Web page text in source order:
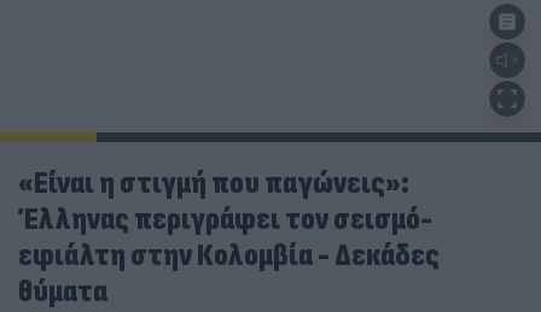
«Είναι η στιγμή που παγώνεις»:
Έλληνας περιγράφει τον σεισμό-
εφιάλτη στην Κολομβία - Δεκάδες
θύματα